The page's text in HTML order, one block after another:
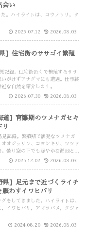
会い
。ハイライトは、コウノトリ，タ
2025.07.12 2026.08.03
】住宅街のササゴイ繁殖
記録。住宅街近くで繁殖するササ
がけずアナグマにも遭遇。仕事終
な自然を紹介します。
2026.07.30 2026.08.03
】育雛期のツメナガセキ
リ
記録。繁殖期で活発なツメナガ
オジュリン、コヨシキリ、ツツド
曇り空の下でも賑やかな湿地と草
2025.12.02 2026.08.03
】足元まで近づくライチ
わすイワヒバリ
をしてきました。ハイライトは、
イワヒバリ，アマツバメ，クジャ
2024.08.20 2026.08.03